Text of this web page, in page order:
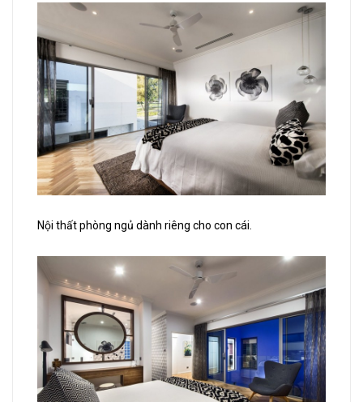
Nội thất phòng ngủ dành riêng cho con cái.